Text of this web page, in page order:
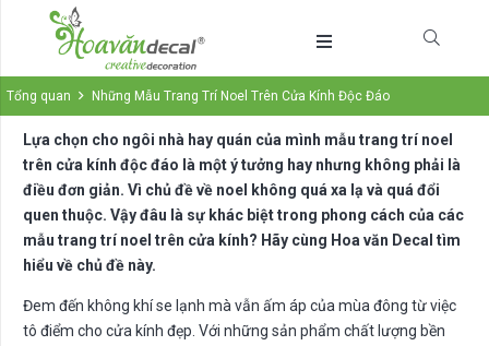
Tổng quan Những Mẫu Trang Trí Noel Trên Cửa Kính Độc Đáo
Lựa chọn cho ngôi nhà hay quán của mình mẫu trang trí noel
trên cửa kính độc đáo là một ý tưởng hay nhưng không phải là
điều đơn giản. Vì chủ đề về noel không quá xa lạ và quá đổi
quen thuộc. Vậy đâu là sự khác biệt trong phong cách của các
mẫu trang trí noel trên cửa kính? Hãy cùng Hoa văn Decal tìm
hiểu về chủ đề này.
Đem đến không khí se lạnh mà vẫn ấm áp của mùa đông từ việc
tô điểm cho cửa kính đẹp. Với những sản phẩm chất lượng bền